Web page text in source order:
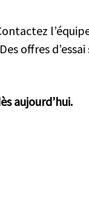
offres
aujourd’hui.Rue